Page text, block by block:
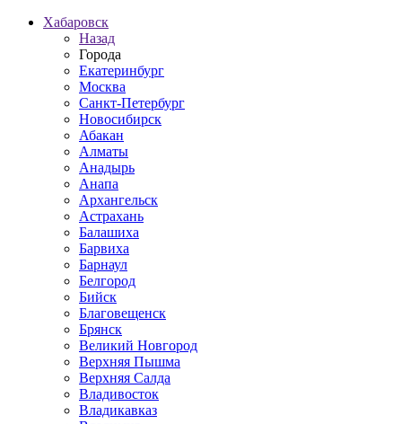
Хабаровск
Назад
Города
Екатеринбург
Москва
Санкт-Петербург
Новосибирск
Абакан
Алматы
Анадырь
Анапа
Архангельск
Астрахань
Балашиха
Барвиха
Барнаул
Белгород
Бийск
Благовещенск
Брянск
Великий Новгород
Верхняя Пышма
Верхняя Салда
Владивосток
Владикавказ